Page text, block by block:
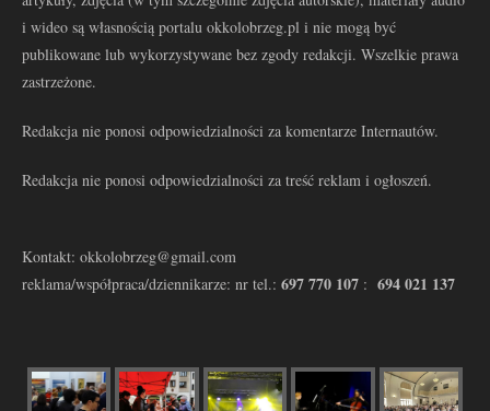
i wideo są własnością portalu okkolobrzeg.pl i nie mogą być
publikowane lub wykorzystywane bez zgody redakcji. Wszelkie prawa
zastrzeżone.
Redakcja nie ponosi odpowiedzialności za komentarze Internautów.
Redakcja nie ponosi odpowiedzialności za treść reklam i ogłoszeń.
Kontakt: okkolobrzeg@gmail.com
reklama/współpraca/dziennikarze: nr tel.: 697 770 107 : 694 021 137